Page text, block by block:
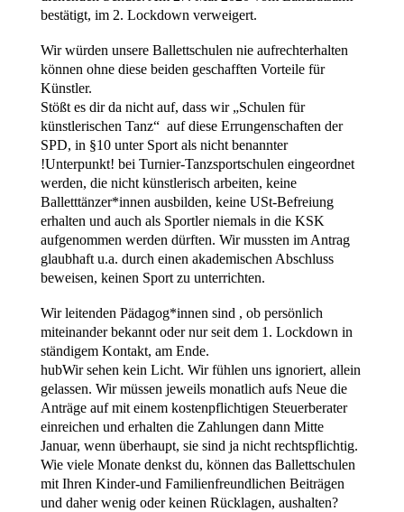
bestätigt, im 2. Lockdown verweigert.
Wir würden unsere Ballettschulen nie aufrechterhalten
können ohne diese beiden geschafften Vorteile für
Künstler.
Stößt es dir da nicht auf, dass wir „Schulen für
künstlerischen Tanz“ auf diese Errungenschaften der
SPD, in §10 unter Sport als nicht benannter
!Unterpunkt! bei Turnier-Tanzsportschulen eingeordnet
werden, die nicht künstlerisch arbeiten, keine
Balletttänzer*innen ausbilden, keine USt-Befreiung
erhalten und auch als Sportler niemals in die KSK
aufgenommen werden dürften. Wir mussten im Antrag
glaubhaft u.a. durch einen akademischen Abschluss
beweisen, keinen Sport zu unterrichten.
Wir leitenden Pädagog*innen sind , ob persönlich
miteinander bekannt oder nur seit dem 1. Lockdown in
ständigem Kontakt, am Ende.
hubWir sehen kein Licht. Wir fühlen uns ignoriert, allein
gelassen. Wir müssen jeweils monatlich aufs Neue die
Anträge auf mit einem kostenpflichtigen Steuerberater
einreichen und erhalten die Zahlungen dann Mitte
Januar, wenn überhaupt, sie sind ja nicht rechtspflichtig.
Wie viele Monate denkst du, können das Ballettschulen
mit Ihren Kinder-und Familienfreundlichen Beiträgen
und daher wenig oder keinen Rücklagen, aushalten?